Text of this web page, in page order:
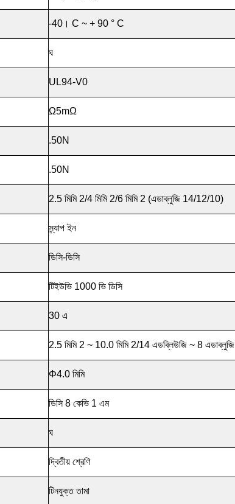
-40। C ~ + 90 ° C
ঘ
UL94-V0
Ω5mΩ
.50N
.50N
2.5 মিমি 2/4 মিমি 2/6 মিমি 2 (এডাব্লুজি 14/12/10)
স্ন্যাপ ইন
ডিসি-ডিসি
টিইউভি 1000 ভি ডিসি
30 এ
2.5 মিমি 2 ~ 10.0 মিমি 2/14 এডব্লিউজি ~ 8 এডাব্লুজি
Φ4.0 মিমি
ডিসি 8 কেভি 1 এম
ঘ
দ্বিতীয় শ্রেণি
টিনযুক্ত তামা